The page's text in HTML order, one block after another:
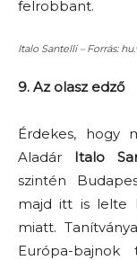
felrobbant.
Italo Santelli – Forrás:
9. Az olasz edző
Érdekes, hogy
Aladár Italo
szintén
majd itt is lelte
miatt.
Európa-